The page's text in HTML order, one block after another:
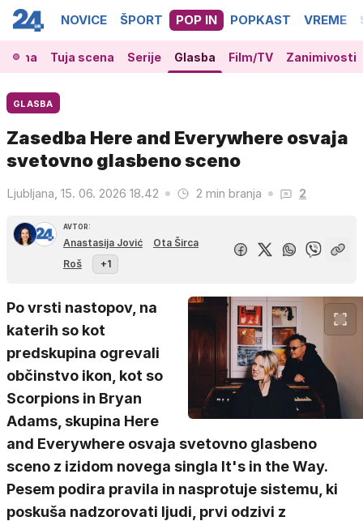
NOVICE ŠPORT POP IN POPKAST VREME
Tuja scena Serije Glasba Film/TV Zanimivosti
GLASBA
Zasedba Here and Everywhere osvaja
svetovno glasbeno sceno
Ljubljana, 15. 06. 2026 18.42 2 min branja 2
AVTOR:
Anastasija Jović
Ota Širca
Roš
+1
Po vrsti nastopov, na
katerih so kot
predskupina ogrevali
občinstvo ikon, kot so
Scorpions in Bryan
Adams, skupina Here
and Everywhere osvaja svetovno glasbeno
sceno z izidom novega singla It's in the Way.
Pesem podira pravila in nasprotuje sistemu, ki
poskuša nadzorovati ljudi, prvi odzivi z